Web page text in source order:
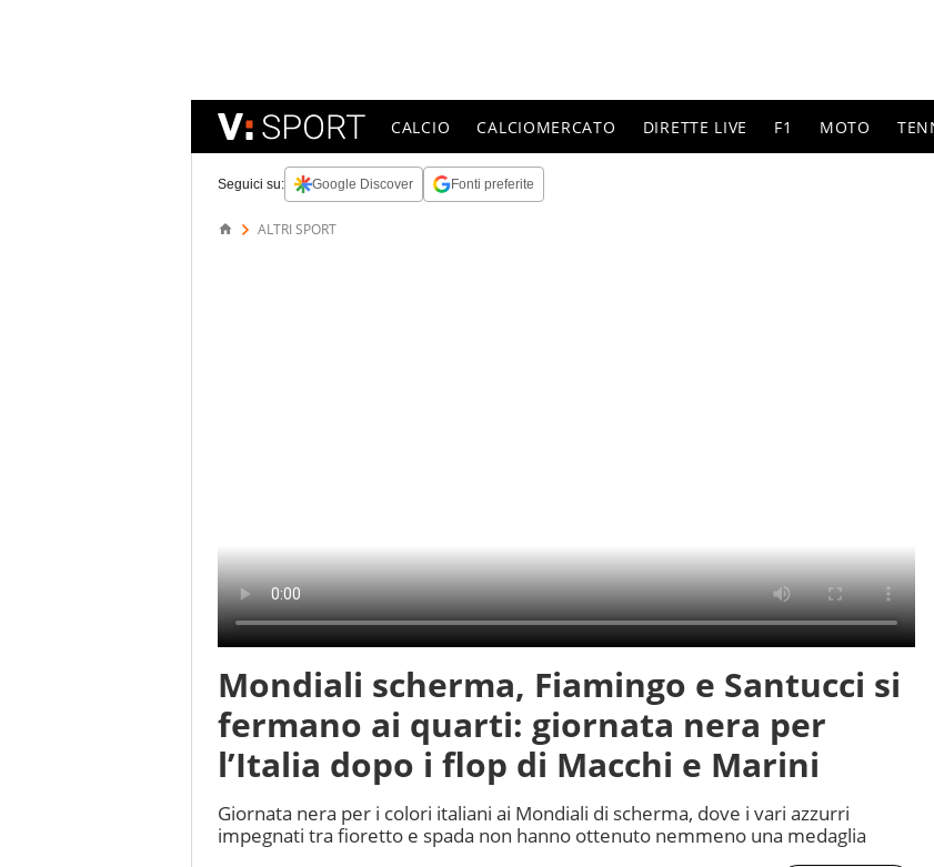
CALCIO CALCIOMERCATO DIRETTE LIVE F1 MOTO
Seguici su: Google Discover Fonti preferite
ALTRI SPORT
Mondiali scherma, Fiamingo e Santucci si
fermano ai quarti: giornata nera per
l’Italia dopo i flop di Macchi e Marini
Giornata nera per i colori italiani ai Mondiali di scherma, dove i vari azzurri
impegnati tra fioretto e spada non hanno ottenuto nemmeno una medaglia